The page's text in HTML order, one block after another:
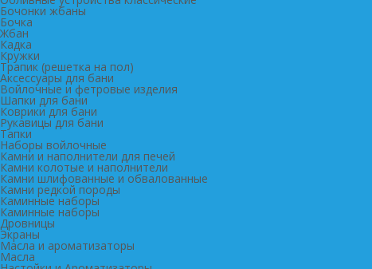
Бочонки жбаны
Бочка
Жбан
Кадка
Кружки
Трапик (решетка на пол)
Аксессуары для бани
Войлочные и фетровые изделия
Шапки для бани
Коврики для бани
Рукавицы для бани
Тапки
Наборы войлочные
Камни и наполнители для печей
Камни колотые и наполнители
Камни шлифованные и обвалованные
Камни редкой породы
Каминные наборы
Каминные наборы
Дровницы
Экраны
Масла и ароматизаторы
Масла